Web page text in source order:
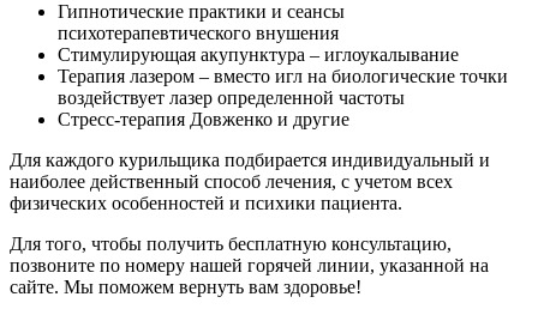
Гипнотические практики и сеансы
психотерапевтического внушения
Стимулирующая акупунктура – иглоукалывание
Терапия лазером – вместо игл на биологические точки
воздействует лазер определенной частоты
Стресс-терапия Довженко и другие
Для каждого курильщика подбирается индивидуальный и
наиболее действенный способ лечения, с учетом всех
физических особенностей и психики пациента.
Для того, чтобы получить бесплатную консультацию,
позвоните по номеру нашей горячей линии, указанной на
сайте. Мы поможем вернуть вам здоровье!